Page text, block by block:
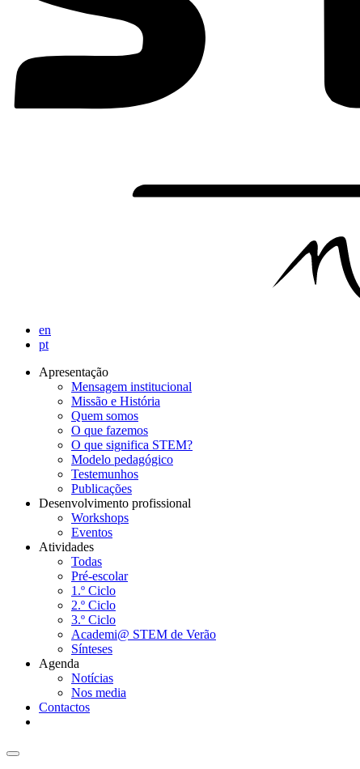
en
pt
Navegação
principal
Apresentação
Mensagem institucional
Missão e História
Quem somos
O que fazemos
O que significa STEM?
Modelo pedagógico
Testemunhos
Publicações
Desenvolvimento profissional
Workshops
Eventos
Atividades
Todas
Pré-escolar
1.º Ciclo
2.º Ciclo
3.º Ciclo
Academi@ STEM de Verão
Sínteses
Agenda
Notícias
Nos media
Contactos